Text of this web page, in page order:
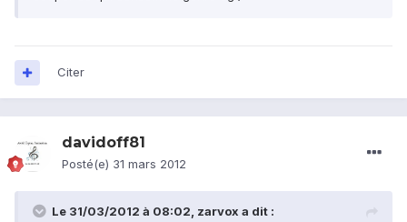
Citer
davidoff81
Posté(e) 31 mars 2012
Le 31/03/2012 à 08:02, zarvox a dit :